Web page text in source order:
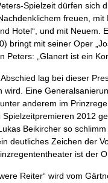
Spielzeit dürfen sich
freuen, mit
Hotel“, und mit Neuem.
bringt mit seiner Oper
Peters: „Glanert ist ein
lag bei dieser
wird. Eine
anderem im
Spielzeitpremieren 2012
Beikircher so
deutliches Zeichen der
ist der
Reiter“ wird vom